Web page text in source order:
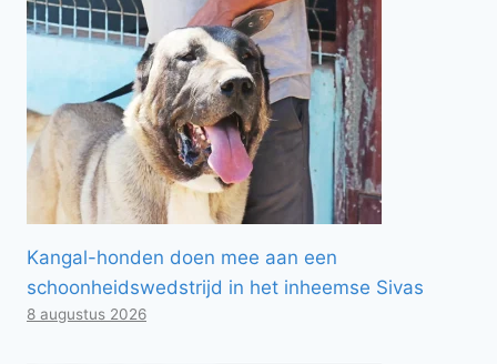
Kangal-honden doen mee aan een
schoonheidswedstrijd in het inheemse Sivas
8 augustus 2026